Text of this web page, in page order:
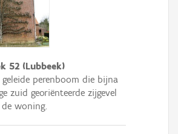
52 (Lubbeek)
perenboom die bijna
zuid georiënteerde zijgevel
woning.